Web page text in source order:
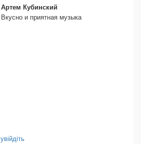
Артем Кубинский
Вкусно и приятная музыка
увійдіть